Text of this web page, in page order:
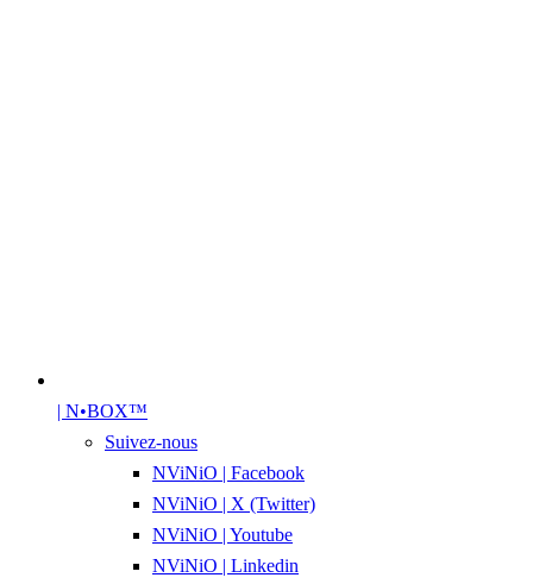
| N•BOX™
Suivez-nous
NViNiO | Facebook
NViNiO | X (Twitter)
NViNiO | Youtube
NViNiO | Linkedin